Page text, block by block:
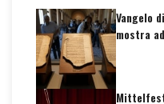
Vangelo
mostra